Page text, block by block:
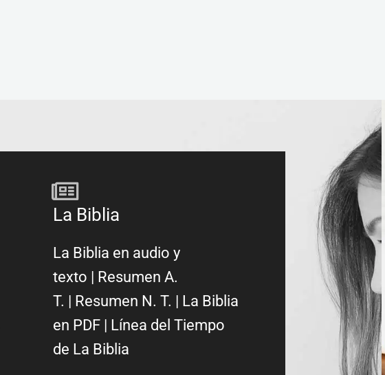
La Biblia
La Biblia en audio y
texto | Resumen A.
T. | Resumen N. T. | La Biblia
en PDF| Línea del Tiempo
de La Biblia